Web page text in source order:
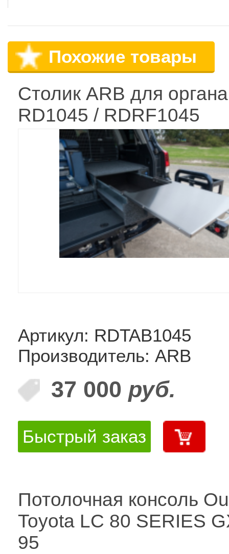
Похожие товары
Столик ARB для
RD1045 / RDRF1045
Артикул: RDTAB1045
Производитель: ARB
37 000 руб.
Быстрый заказ
Потолочная консоль
Toyota LC 80 SERIES
95